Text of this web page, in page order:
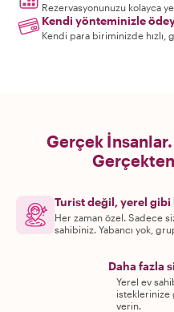
Rezervasyonunuzu kolayca
Kendi yönteminizle
Kendi para biriminizde hızlı,
Gerçek
Turist değil, yerel gibi
Her zaman özel. Sadece
sahibiniz. Yabancı yok,
Daha fazla
Yerel ev
isteklerinize
verin.